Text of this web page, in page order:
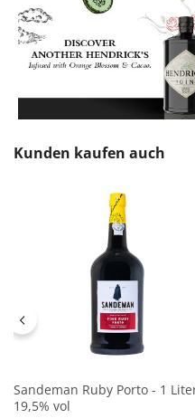
Produktgalerie überspringen
Kunden kaufen auch
Sandeman Ruby Porto - 1
19,5% vol